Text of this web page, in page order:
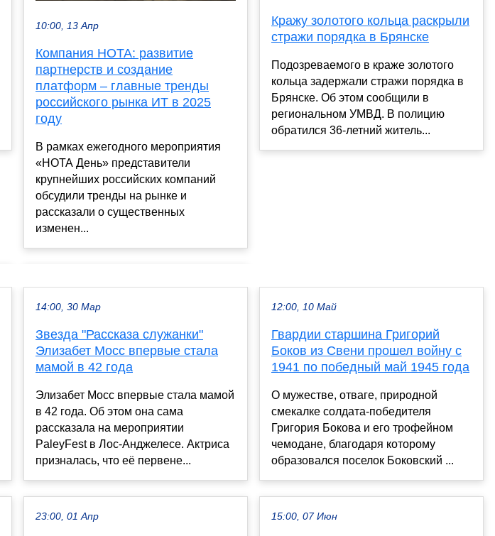
10:00, 13 Апр
Компания НОТА: развитие
партнерств и создание
платформ – главные тренды
российского рынка ИТ в 2025
году
В рамках ежегодного мероприятия
«НОТА День» представители
крупнейших российских компаний
обсудили тренды на рынке и
рассказали о существенных
изменен...
Кражу золотого кольца раскрыли
стражи порядка в Брянске
Подозреваемого в краже золотого
кольца задержали стражи порядка в
Брянске. Об этом сообщили в
региональном УМВД. В полицию
обратился 36-летний житель...
14:00, 30 Мар
Звезда "Рассказа служанки"
Элизабет Мосс впервые стала
мамой в 42 года
Элизабет Мосс впервые стала мамой
в 42 года. Об этом она сама
рассказала на мероприятии
PaleyFest в Лос-Анджелесе. Актриса
призналась, что её первене...
23:00, 01 Апр
12:00, 10 Май
Гвардии старшина Григорий
Боков из Свени прошел войну с
1941 по победный май 1945 года
О мужестве, отваге, природной
смекалке солдата-победителя
Григория Бокова и его трофейном
чемодане, благодаря которому
образовался поселок Боковский ...
15:00, 07 Июн